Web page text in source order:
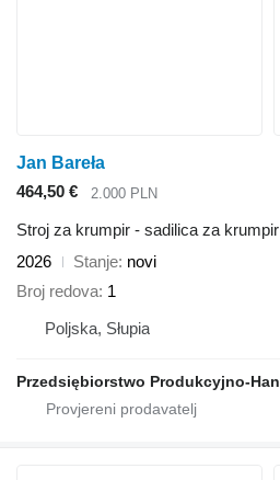
Jan Bareła
464,50 €
2.000 PLN
Stroj za krumpir - sadilica za krumpir
2026
Stanje novi
Broj redova 1
Poljska, Słupia